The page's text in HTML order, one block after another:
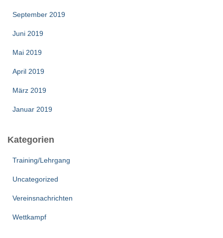
September 2019
Juni 2019
Mai 2019
April 2019
März 2019
Januar 2019
Kategorien
Training/Lehrgang
Uncategorized
Vereinsnachrichten
Wettkampf